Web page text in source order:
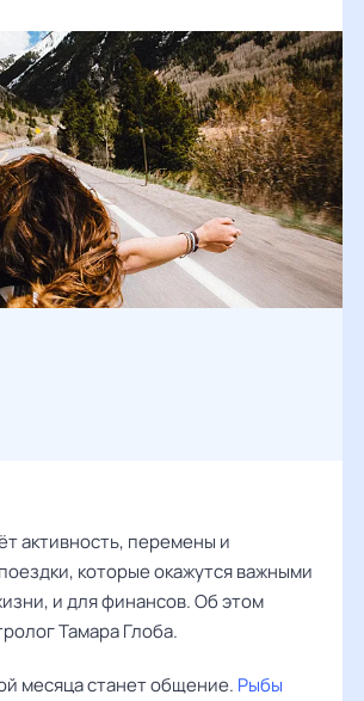
активность, перемены и
которые окажутся важными
и для финансов. Об этом
Тамара Глоба.
месяца станет общение. Рыбы